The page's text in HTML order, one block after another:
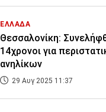
ΕΛΛΑΔΑ
Θεσσαλονίκη:
14χρονοι για
ανηλίκων
29 Αυγ 2025 11:37